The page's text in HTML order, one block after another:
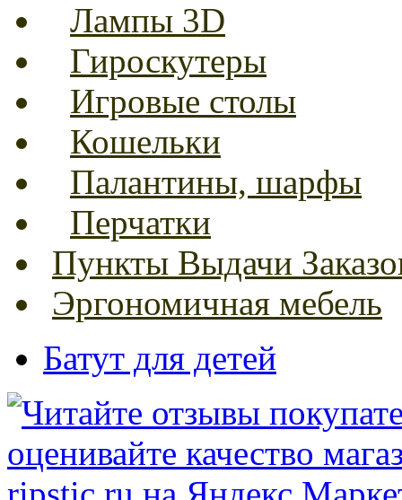
Лампы 3D
Гироскутеры
Игровые столы
Кошельки
Палантины, шарфы
Перчатки
Пункты Выдачи
Эргономичная мебель
Батут для детей